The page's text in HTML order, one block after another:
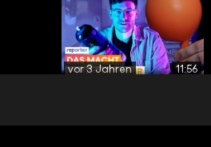
vor 3 Jahren 11:56